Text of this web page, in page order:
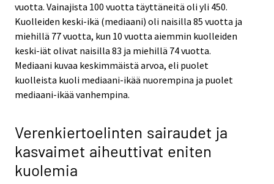
vuotta. Vainajista 100 vuotta täyttäneitä oli yli 450.
Kuolleiden keski-ikä (mediaani) oli naisilla 85 vuotta ja
miehillä 77 vuotta, kun 10 vuotta aiemmin kuolleiden
keski-iät olivat naisilla 83 ja miehillä 74 vuotta.
Mediaani kuvaa keskimmäistä arvoa, eli puolet
kuolleista kuoli mediaani-ikää nuorempina ja puolet
mediaani-ikää vanhempina.
Verenkiertoelinten sairaudet ja
kasvaimet aiheuttivat eniten
kuolemia